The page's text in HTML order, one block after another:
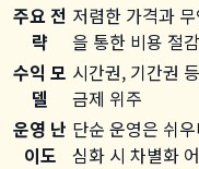
주요 전
략
저렴한 가격과
을 통한 비용 절감
수익 모
델
시간권, 기간권
금제 위주
운영 난
이도
단순 운영은 쉬
심화 시 차별화